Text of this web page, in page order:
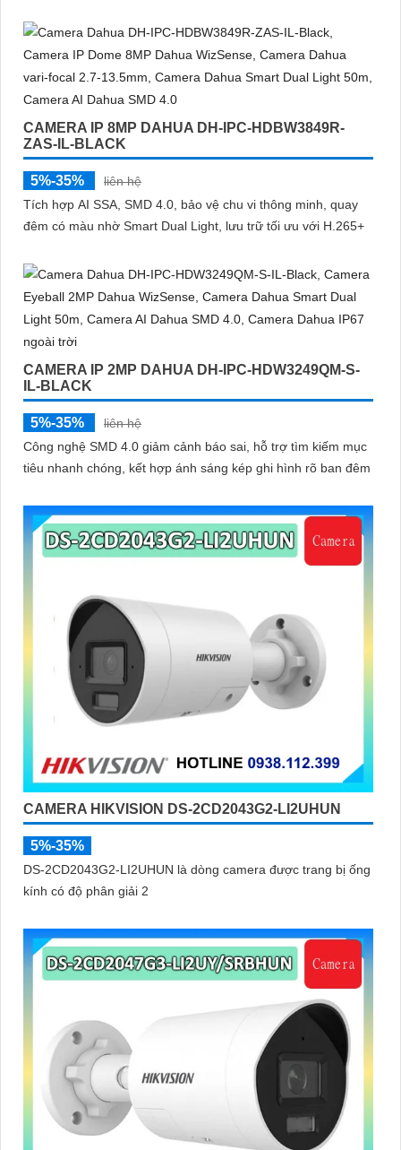
CAMERA IP 8MP DAHUA DH-IPC-HDBW3849R-
ZAS-IL-BLACK
5%-35%
liên hệ
Tích hợp AI SSA, SMD 4.0, bảo vệ chu vi thông minh, quay
đêm có màu nhờ Smart Dual Light, lưu trữ tối ưu với H.265+
CAMERA IP 2MP DAHUA DH-IPC-HDW3249QM-S-
IL-BLACK
5%-35%
liên hệ
Công nghệ SMD 4.0 giảm cảnh báo sai, hỗ trợ tìm kiếm mục
tiêu nhanh chóng, kết hợp ánh sáng kép ghi hình rõ ban đêm
CAMERA HIKVISION DS-2CD2043G2-LI2UHUN
5%-35%
DS-2CD2043G2-LI2UHUN là dòng camera được trang bị ống
kính có độ phân giải 2